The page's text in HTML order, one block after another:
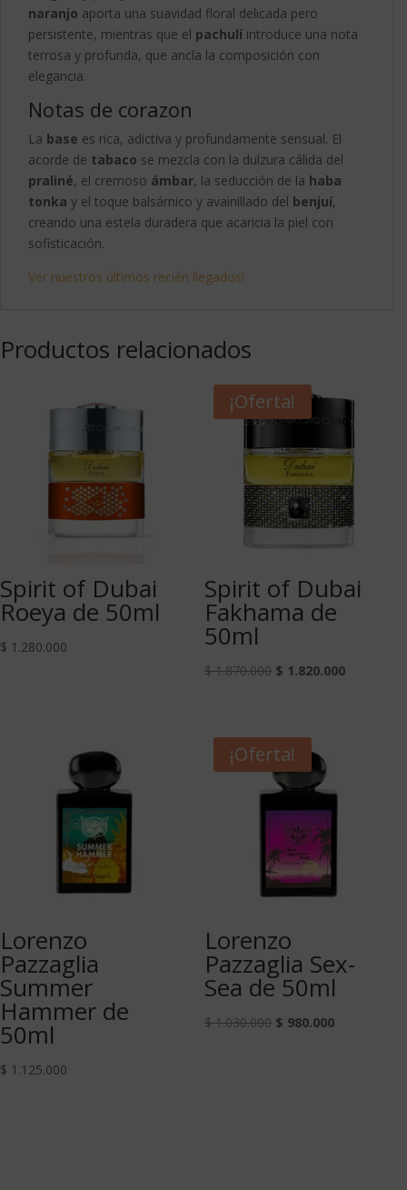
naranjo aporta una suavidad floral delicada pero
persistente, mientras que el pachulí introduce una nota
terrosa y profunda, que ancla la composición con
elegancia.
Notas de corazon
La base es rica, adictiva y profundamente sensual. El
acorde de tabaco se mezcla con la dulzura cálida del
praliné, el cremoso ámbar, la seducción de la haba
tonka y el toque balsámico y avainillado del benjuí,
creando una estela duradera que acaricia la piel con
sofisticación.
Ver nuestros últimos recién llegados!
Productos relacionados
Spirit of Dubai
Roeya de 50ml
$ 1.280.000
¡Oferta!
Spirit of Dubai
Fakhama de
50ml
$1.870.000 $ 1.820.000
Lorenzo
Pazzaglia
Summer
Hammer de
50ml
$ 1.125.000
¡Oferta!
Lorenzo
Pazzaglia Sex-
Sea de 50ml
$1.030.000 $ 980.000